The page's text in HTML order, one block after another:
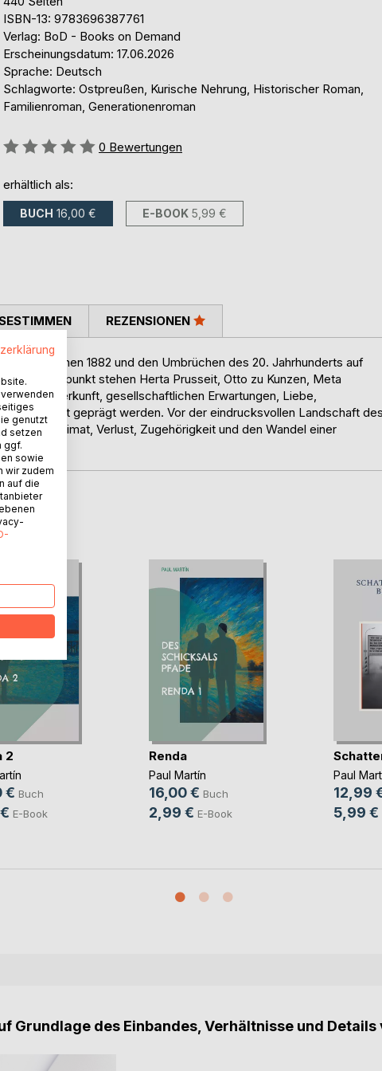
ISBN-13: 9783696387761
Verlag: BoD - Books on Demand
Erscheinungsdatum: 17.06.2026
Sprache: Deutsch
Schlagworte: Ostpreußen, Kurische Nehrung, Historischer Roman,
Familienroman, Generationenroman
Bewertung::
0 Bewertungen
erhältlich als:
BUCH 16,00 € E-BOOK 5,99 €
zwischen 1882 und den Umbrüchen des 20. Jahrhunderts auf
Im Mittelpunkt stehen Herta Prusseit, Otto zu Kunzen, Meta
von Herkunft, gesellschaftlichen Erwartungen, Liebe,
ihrer Zeit geprägt werden. Vor der eindrucksvollen Landschaft
über Heimat, Verlust, Zugehörigkeit und den Wandel einer
REZENSIONEN
2
€ Buch
E-Book
Renda
Paul Martín
16,00 € Buch
2,99 € E-Book
Paul
12,99
5,99 €
Grundlage des Einbandes, Verhältnisse und
genutzt
setzen
ggf.
sowie
wir zudem
auf die